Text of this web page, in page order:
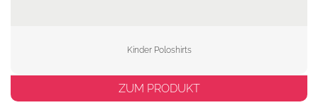
Kinder Poloshirts
ZUM PRODUKT